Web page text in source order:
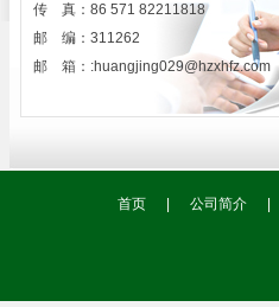
传 真：86 571 82211818
邮 编：311262
邮 箱：:huangjing029@hzxhfz.com
首页 公司简介